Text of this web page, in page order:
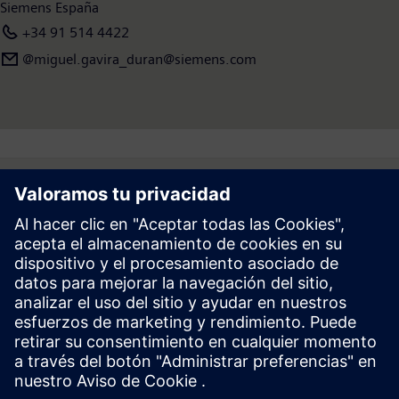
Siemens España
+34 91 514 4422
@miguel.gavira_duran@siemens.com
Follow
Prensa | Empresa | Siemens
© Siemens 1996 – 2026
Información Corporativa